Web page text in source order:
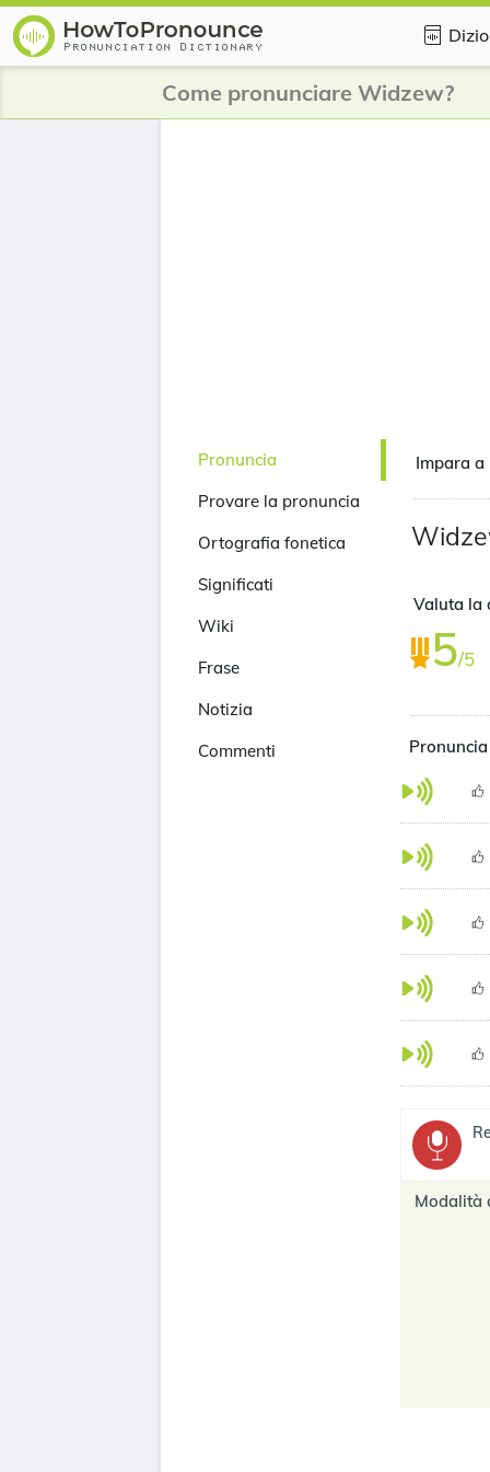
Come pronunciare Widzew?
Pronuncia
Provare la pronuncia
Ortografia fonetica
Significati
Wiki
Frase
Notizia
Commenti
Impara
Valuta la
5/5
Modalità